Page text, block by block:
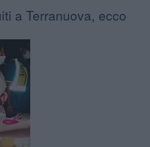
a Terranuova, ecco